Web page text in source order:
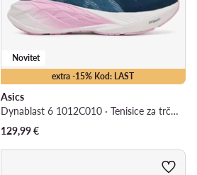
extra -15% Kod: LAST
Novitet
Asics
Dynablast 6 1012C010 · Tenisice za trčanje
129,99€